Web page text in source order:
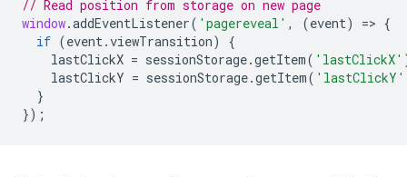
// Read position from storage on new page
window.addEventListener( 'pagereveal' , (event) => {
if (event.viewTransition)
{
lastClickX = sessionStorage.getItem( 'lastClickX'
lastClickY = sessionStorage.getItem( 'lastClickY'
}
});